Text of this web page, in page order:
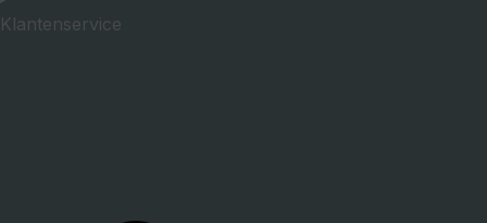
Klantenservice